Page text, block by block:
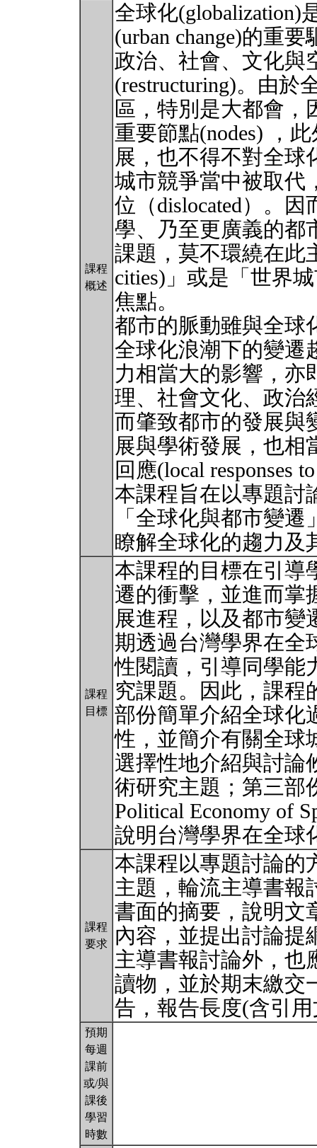
課程
概述
全球化(globalization)
(urban change)的重
政治、社會、文化與
(restructuring)。由於
區，特別是大都會
重要節點(nodes) ，
展，也不得不對全球
城市競爭當中被取代
位（dislocated）。
學、乃至更廣義的都
課題，莫不環繞在此
cities)」或是「世界
焦點。
都市的脈動雖與全球
全球化浪潮下的變遷
力相當大的影響，亦
理、社會文化、政治
而肇致都市的發展與
展與學術發展，也相
回應(local responses
本課程旨在以專題討
「全球化與都市變
瞭解全球化的趨力
課程
目標
本課程的目標在引導
遷的衝擊，並進而掌
展進程，以及都市變
期透過台灣學界在全
性閱讀，引導同學能
究課題。因此，課程
部份簡單介紹全球化
性，並簡介有關全球
選擇性地介紹與討論
術研究主題；第三部
Political Economy of
說明台灣學界在全球
課程
要求
本課程以專題討論的
主題，輪流主導書報
書面的摘要，說明文
內容，並提出討論提
主導書報討論外，也
讀物，並於期末繳交
告，報告長度(含引
預期
每週
課前
或/與
課後
學習
時數